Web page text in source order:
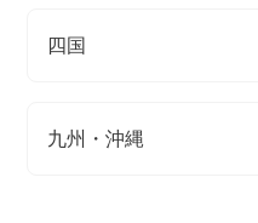
四国
九州・沖縄